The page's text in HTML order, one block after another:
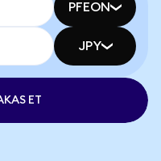
PFEON
JPY
ET